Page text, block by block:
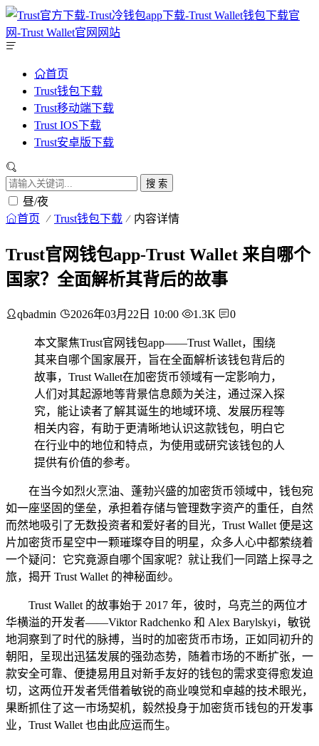
首页
Trust钱包下载
Trust移动端下载
Trust IOS下载
Trust安卓版下载
搜 索
昼/夜
首页 Trust钱包下载 内容详情
Trust官网钱包app-Trust Wallet 来自哪个
国家？全面解析其背后的故事
qbadmin 2026年03月22日 10:00 1.3K 0
本文聚焦Trust官网钱包app——Trust Wallet，围绕
其来自哪个国家展开，旨在全面解析该钱包背后的
故事，Trust Wallet在加密货币领域有一定影响力，
人们对其起源地等背景信息颇为关注，通过深入探
究，能让读者了解其诞生的地域环境、发展历程等
相关内容，有助于更清晰地认识这款钱包，明白它
在行业中的地位和特点，为使用或研究该钱包的人
提供有价值的参考。
在当今如烈火烹油、蓬勃兴盛的加密货币领域中，钱包宛
如一座坚固的堡垒，承担着存储与管理数字资产的重任，自然
而然地吸引了无数投资者和爱好者的目光，Trust Wallet 便是这
片加密货币星空中一颗璀璨夺目的明星，众多人心中都萦绕着
一个疑问：它究竟源自哪个国家呢？就让我们一同踏上探寻之
旅，揭开 Trust Wallet 的神秘面纱。
Trust Wallet 的故事始于 2017 年，彼时，乌克兰的两位才
华横溢的开发者——Viktor Radchenko 和 Alex Barylskyi，敏锐
地洞察到了时代的脉搏，当时的加密货币市场，正如同初升的
朝阳，呈现出迅猛发展的强劲态势，随着市场的不断扩张，一
款安全可靠、便捷易用且对新手友好的钱包的需求变得愈发迫
切，这两位开发者凭借着敏锐的商业嗅觉和卓越的技术眼光，
果断抓住了这一市场契机，毅然投身于加密货币钱包的开发事
业，Trust Wallet 也由此应运而生。